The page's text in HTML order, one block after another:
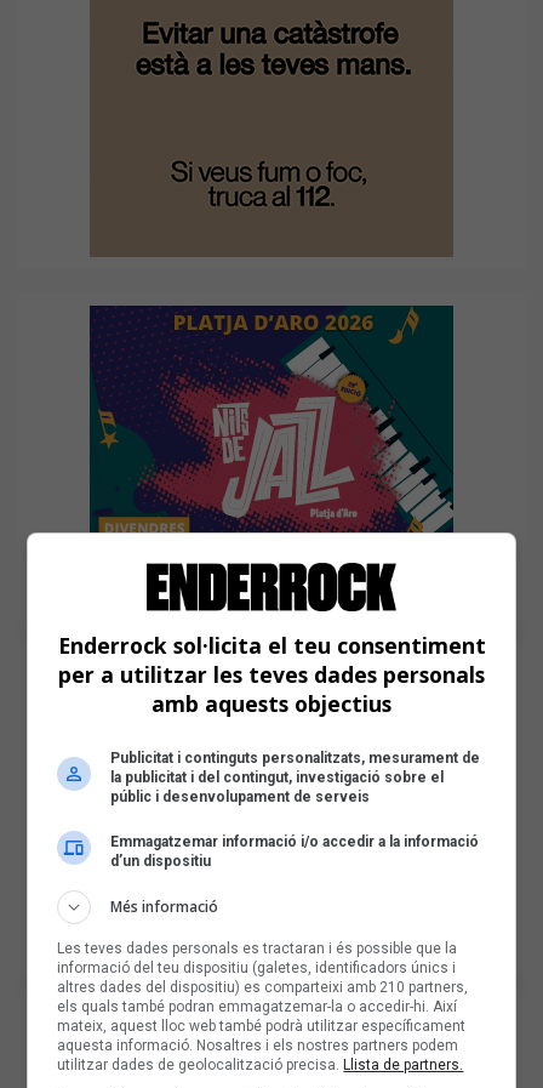
Enderrock sol·licita el teu consentiment
per a utilitzar les teves dades personals
amb aquests objectius
Publicitat i continguts personalitzats, mesurament de
la publicitat i del contingut, investigació sobre el
públic i desenvolupament de serveis
Emmagatzemar informació i/o accedir a la informació
d’un dispositiu
Més informació
Les teves dades personals es tractaran i és possible que la
informació del teu dispositiu (galetes, identificadors únics i
altres dades del dispositiu) es comparteixi amb 210 partners,
els quals també podran emmagatzemar-la o accedir-hi. Així
mateix, aquest lloc web també podrà utilitzar específicament
aquesta informació. Nosaltres i els nostres partners podem
utilitzar dades de geolocalització precisa.Llista de partners.